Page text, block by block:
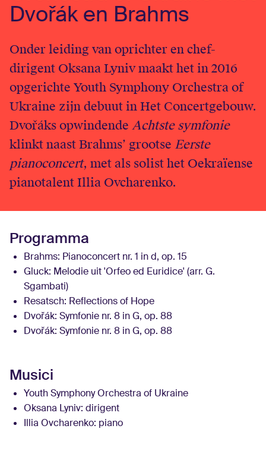
English
Login
Dvořák en Brahms
Onder leiding van oprichter en chef-
dirigent Oksana Lyniv maakt het in 2016
opgerichte Youth Symphony Orchestra of
Ukraine zijn debuut in Het Concertgebouw.
Dvořáks opwindende Achtste symfonie
klinkt naast Brahms’ grootse Eerste
pianoconcert, met als solist het Oekraïense
pianotalent Illia Ovcharenko.
Programma
Brahms: Pianoconcert nr. 1 in d, op. 15
Gluck: Melodie uit 'Orfeo ed Euridice' (arr. G.
Sgambati)
Resatsch: Reflections of Hope
Dvořák: Symfonie nr. 8 in G, op. 88
Dvořák: Symfonie nr. 8 in G, op. 88
Musici
Youth Symphony Orchestra of Ukraine
Oksana Lyniv: dirigent
Illia Ovcharenko: piano